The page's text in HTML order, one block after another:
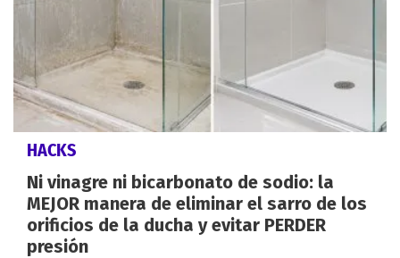
HACKS
Ni vinagre ni bicarbonato de sodio: la
MEJOR manera de eliminar el sarro de los
orificios de la ducha y evitar PERDER
presión